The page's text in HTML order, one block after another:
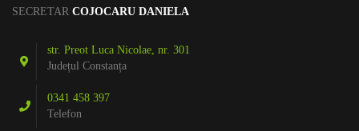
SECRETAR COJOCARU DANIELA
str. Preot Luca Nicolae, nr. 301
Județul Constanța
0341 458 397
Telefon